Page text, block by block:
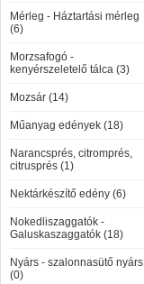
Mérleg - Háztartási mérleg
(6)
Morzsafogó -
kenyérszeletelő tálca (3)
Mozsár (14)
Műanyag edények (18)
Narancsprés, citromprés,
citrusprés (1)
Nektárkészítő edény (6)
Nokedliszaggatók -
Galuskaszaggatók (18)
Nyárs - szalonnasütő nyárs
(0)